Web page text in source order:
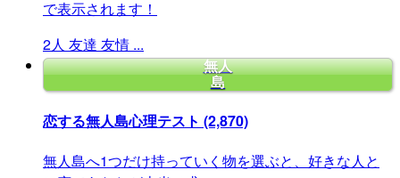
で表示されます！
2人 友達 友情 ...
無人
島
恋する無人島心理テスト (2,870)
無人島へ1つだけ持っていく物を選ぶと、好きな人と